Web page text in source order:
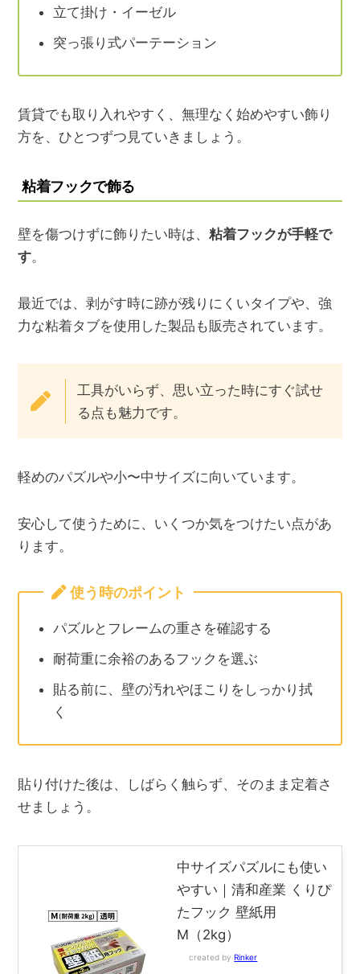
立て掛け・イーゼル
突っ張り式パーテーション
賃貸でも取り入れやすく、無理なく始めやすい飾り
方を、ひとつずつ見ていきましょう。
粘着フックで飾る
壁を傷つけずに飾りたい時は、粘着フックが手軽で
す。
最近では、剥がす時に跡が残りにくいタイプや、強
力な粘着タブを使用した製品も販売されています。
工具がいらず、思い立った時にすぐ試せ
る点も魅力です。
軽めのパズルや小〜中サイズに向いています。
安心して使うために、いくつか気をつけたい点があ
ります。
使う時のポイント
パズルとフレームの重さを確認する
耐荷重に余裕のあるフックを選ぶ
貼る前に、壁の汚れやほこりをしっかり拭
く
貼り付けた後は、しばらく触らず、そのまま定着さ
せましょう。
中サイズパズルにも使い
やすい｜清和産業 くりぴ
たフック 壁紙用
M（2kg）
created byRinker